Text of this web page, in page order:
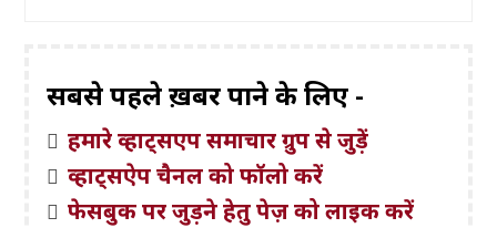
सबसे पहले ख़बरें पाने के लिए -
हमारे व्हाट्सएप समाचार ग्रुप से जुड़ें
व्हाट्सऐप चैनल को फॉलो करें
फेसबुक पर जुड़ने हेतु पेज़ को लाइक करें